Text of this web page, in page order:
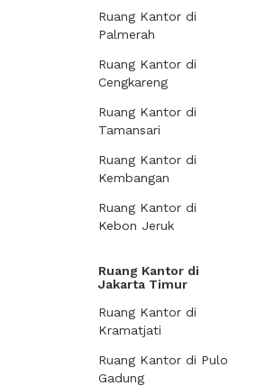
Ruang Kantor di
Palmerah
Ruang Kantor di
Cengkareng
Ruang Kantor di
Tamansari
Ruang Kantor di
Kembangan
Ruang Kantor di
Kebon Jeruk
Ruang Kantor di
Jakarta Timur
Ruang Kantor di
Kramatjati
Ruang Kantor di Pulo
Gadung